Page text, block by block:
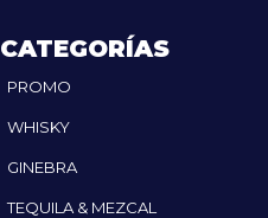
CATEGORÍAS
PROMO
WHISKY
GINEBRA
TEQUILA & MEZCAL